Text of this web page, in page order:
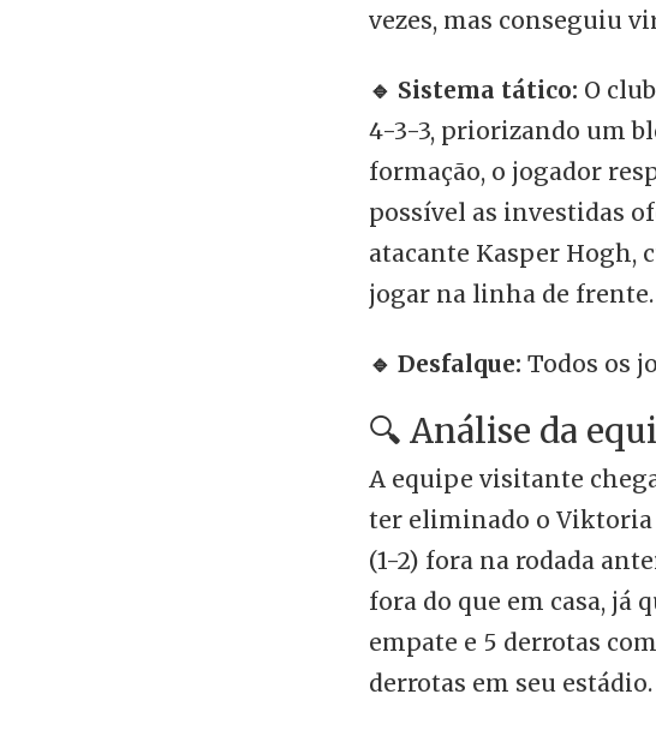
vezes, mas conseguiu
🔹 Sistema tático: O
4-3-3, priorizando um
formação, o jogador
possível as investidas
atacante Kasper Hogh,
jogar na linha de frente.
🔹 Desfalque: Todos os
🔍 Análise da
A equipe visitante
ter eliminado o Viktoria
(1-2) fora na rodada
fora do que em casa, já
empate e 5 derrotas
derrotas em seu estádio.